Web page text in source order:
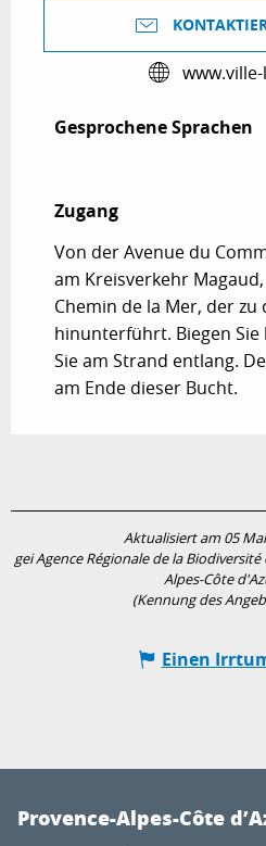
Gesprochene Sprachen
Gesprochene Sprachen
Zugang
Zugang
Von der Avenue du
am Kreisverkehr
Chemin de la Mer, der zu
hinunterführt. Biegen Sie
Sie am Strand entlang.
am Ende dieser Bucht.
Aktualisiert am 05
gei Agence Régionale de la
Alpes-Côte
(Kennung des
Einen
Provence-Alpes-Côte